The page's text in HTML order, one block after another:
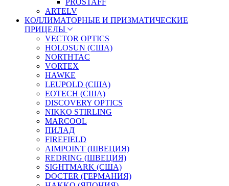
ARTELV
КОЛЛИМАТОРНЫЕ И ПРИЗМАТИЧЕСКИЕ
ПРИЦЕЛЫ
VECTOR OPTICS
HOLOSUN (США)
NORTHTAC
VORTEX
HAWKE
LEUPOLD (США)
EOTECH (США)
DISCOVERY OPTICS
NIKKO STIRLING
MARCOOL
ПИЛАД
FIREFIELD
AIMPOINT (ШВЕЦИЯ)
REDRING (ШВЕЦИЯ)
SIGHTMARK (США)
DOCTER (ГЕРМАНИЯ)